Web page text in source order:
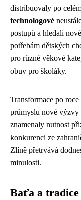
distribuovaly po
technologové
postupů a hledali
potřebám dětských
pro různé věkové
obuv pro školáky.
Transformace po
průmyslu nové výzvy
znamenaly nutnost
konkurenci ze
Zlíně přetrvává
minulosti.
Baťa a